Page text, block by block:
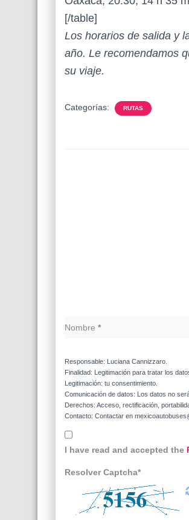
[/table]
Los horarios de salida y
año. Le recomendamos
su viaje.
Categorías: RUTAS
Nombre *
Responsable: Luciana Cannizzaro.
Finalidad: Legitimación para tratar los
Legitimación: tu consentimiento.
Comunicación de datos: Los datos no
Derechos: Acceso, rectificación,
Contacto: Contactar en
I have read and accepted the
Resolver Captcha*